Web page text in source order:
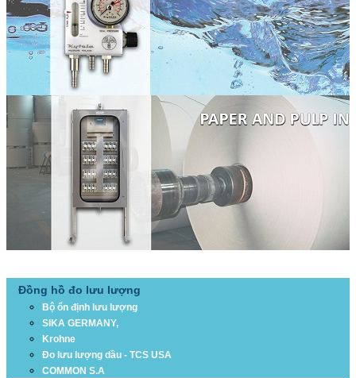
Đồng hồ đo lưu lượng
Bộ ổn định lưu lượng
SIKA GERMANY,
Krohne
Đo lưu lượng dầu - TCS USA
COMMON S.A